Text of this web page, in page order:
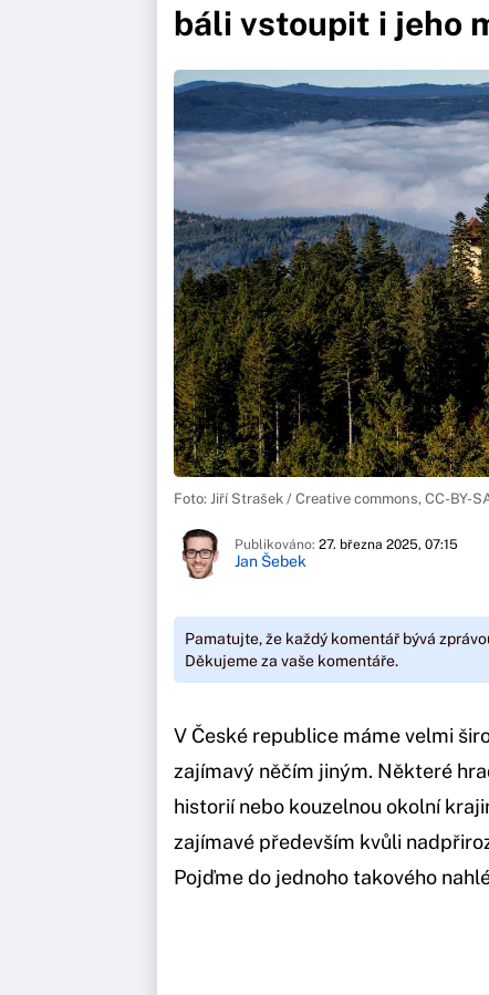
báli vstoupit i jeho
Foto: Jiří Strašek / Creative commons, CC-BY-
Publikováno: 27. března 2025, 07:15
Jan Šebek
Pamatujte, že každý komentář bývá
Děkujeme za vaše komentáře.
V České republice máme velmi
zajímavý něčím jiným. Některé
historií nebo kouzelnou okolní
zajímavé především kvůli
Pojďme do jednoho takového